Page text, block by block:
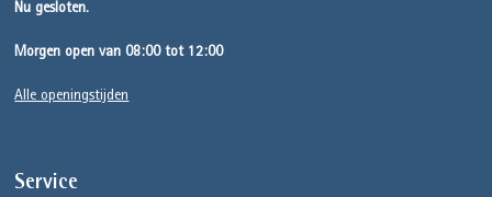
Nu gesloten.
Morgen open van 08:00 tot 12:00
Alle openingstijden
Service